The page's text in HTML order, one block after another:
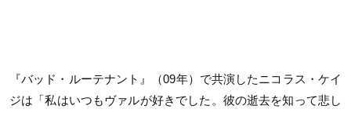
『バッド・ルーテナント』（09年）で共演したニコラス・ケイ
ジは「私はいつもヴァルが好きでした。彼の逝去を知って悲し